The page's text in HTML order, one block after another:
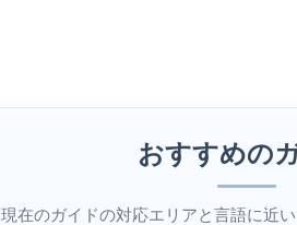
おすすめの
現在のガイドの対応エリアと言語に近